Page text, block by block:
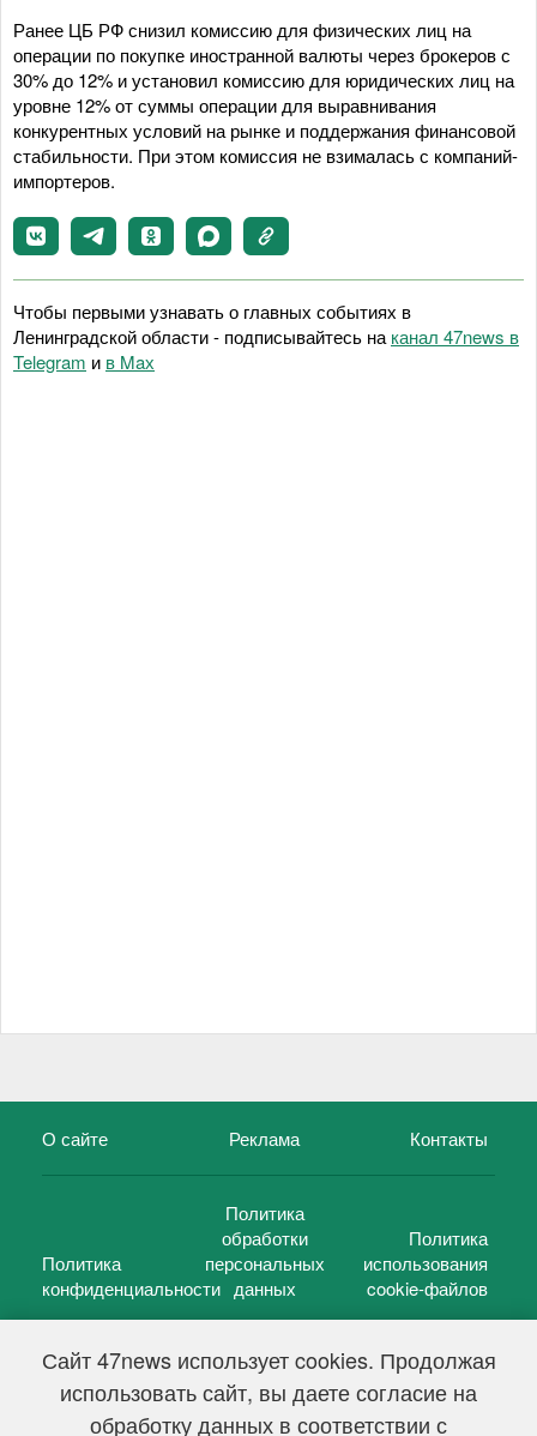
Сайт 47news использует cookies. Продолжая
использовать сайт, вы даете согласие на
обработку данных в соответствии с
Ранее ЦБ РФ снизил комиссию для физических лиц на
операции по покупке иностранной валюты через брокеров с
30% до 12% и установил комиссию для юридических лиц на
уровне 12% от суммы операции для выравнивания
конкурентных условий на рынке и поддержания финансовой
стабильности. При этом комиссия не взималась с компаний-
импортеров.
Чтобы первыми узнавать о главных событиях в
Ленинградской области - подписывайтесь на канал 47news в
Telegram и в Maх
О сайте Реклама Контакты
Политика
конфиденциальности
Политика
обработки
персональных
данных
Политика
использования
cookie-файлов
47 новостей (47 news)2005 — 2026 г.
Свидетельство о регистрации СМИ Эл № ФС 77-39848, выдано